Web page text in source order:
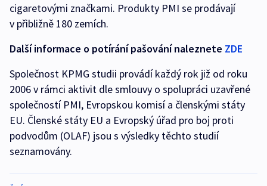
cigaretovými značkami. Produkty PMI se prodávají
v přibližně 180 zemích.
Další informace o potírání pašování naleznete ZDE
Společnost KPMG studii provádí každý rok již od roku
2006 v rámci aktivit dle smlouvy o spolupráci uzavřené
společností PMI, Evropskou komisí a členskými státy
EU. Členské státy EU a Evropský úřad pro boj proti
podvodům (OLAF) jsou s výsledky těchto studií
seznamovány.